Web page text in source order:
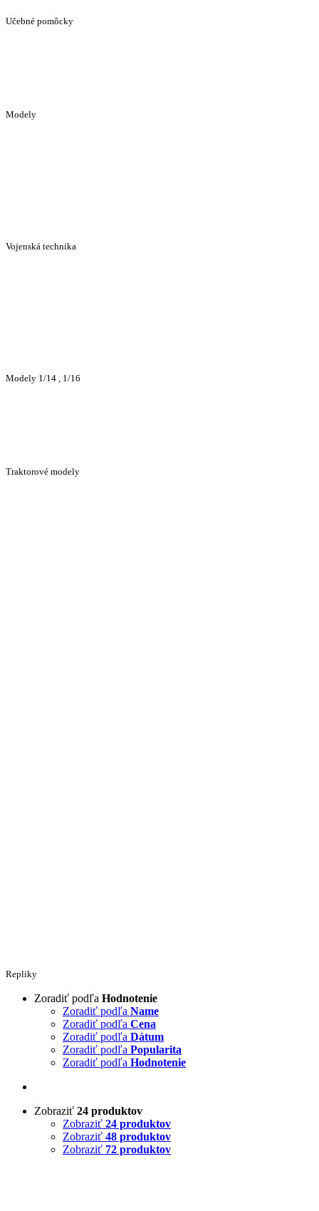
Učebné pomôcky
Modely
Vojenská technika
Modely 1/14 , 1/16
Traktorové modely
Repliky
Zoradiť podľa Hodnotenie
Zoradiť podľa Name
Zoradiť podľa Cena
Zoradiť podľa Dátum
Zoradiť podľa Popularita
Zoradiť podľa Hodnotenie
Zobraziť 24 produktov
Zobraziť 24 produktov
Zobraziť 48 produktov
Zobraziť 72 produktov